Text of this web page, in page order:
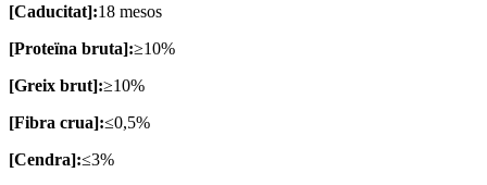
[Caducitat]:18 mesos
[Proteïna bruta]:≥10%
[Greix brut]:≥10%
[Fibra crua]:≤0,5%
[Cendra]:≤3%